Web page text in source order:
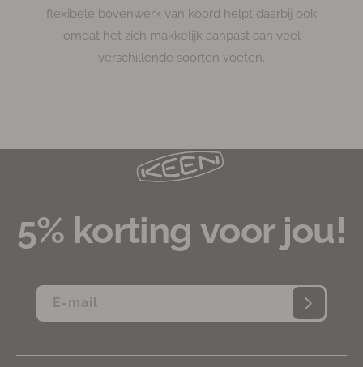
flexibele bovenwerk van koord helpt daarbij ook
omdat het zich makkelijk aanpast aan veel
verschillende soorten voeten.
5% korting voor jou!
E‑mail